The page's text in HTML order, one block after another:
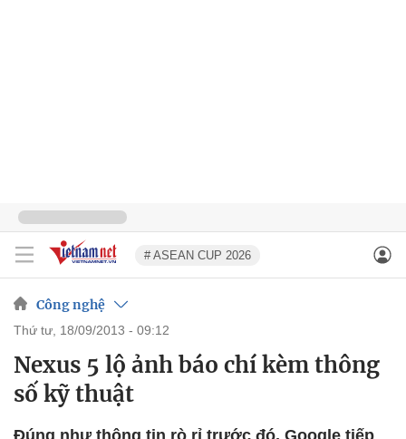
# ASEAN CUP 2026
Công nghệ
thứ tư, 18/09/2013 - 09:12
Nexus 5 lộ ảnh báo chí kèm thông
số kỹ thuật
Đúng như thông tin rò rỉ trước đó, Google tiếp